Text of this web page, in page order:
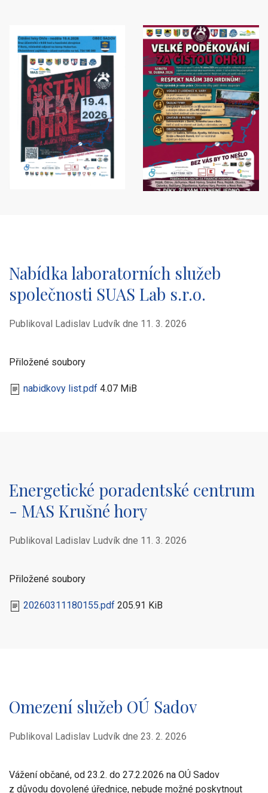
Nabídka laboratorních služeb
společnosti SUAS Lab s.r.o.
Publikoval Ladislav Ludvík dne 11. 3. 2026
Přiložené soubory
nabidkovy list.pdf 4.07 MiB
Energetické poradentské centrum
- MAS Krušné hory
Publikoval Ladislav Ludvík dne 11. 3. 2026
Přiložené soubory
20260311180155.pdf 205.91 KiB
Omezení služeb OÚ Sadov
Publikoval Ladislav Ludvík dne 23. 2. 2026
Vážení občané, od 23.2. do 27.2.2026 na OÚ Sadov
z důvodu dovolené úřednice, nebude možné poskytnout